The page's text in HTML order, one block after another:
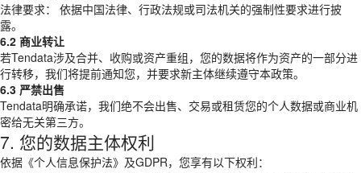
法律要求： 依据中国法律、行政法规或司法机关的强制性要求进行披
露。
6.2 商业转让
若Tendata涉及合并、收购或资产重组，您的数据将作为资产的一部分进
行转移，我们将提前通知您，并要求新主体继续遵守本政策。
6.3 严禁出售
Tendata明确承诺，我们绝不会出售、交易或租赁您的个人数据或商业机
密给无关第三方。
7. 您的数据主体权利
依据《个人信息保护法》及GDPR，您享有以下权利：